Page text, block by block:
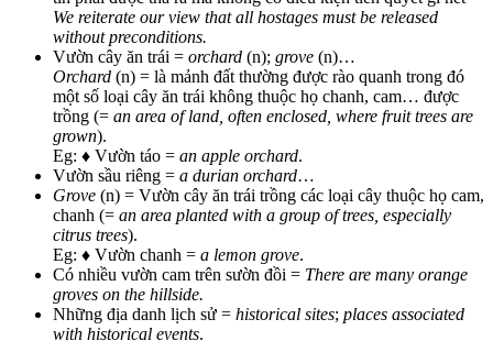
We reiterate our view that all hostages must be released
without preconditions.
Vườn cây ăn trái = orchard (n); grove (n)…
Orchard (n) = là mảnh đất thường được rào quanh trong đó
một số loại cây ăn trái không thuộc họ chanh, cam… được
trồng (= an area of land, often enclosed, where fruit trees are
grown).
Eg: ♦ Vườn táo = an apple orchard.
Vườn sầu riêng = a durian orchard…
Grove (n) = Vườn cây ăn trái trồng các loại cây thuộc họ cam,
chanh (= an area planted with a group of trees, especially
citrus trees).
Eg: ♦ Vườn chanh = a lemon grove.
Có nhiều vườn cam trên sườn đồi = There are many orange
groves on the hillside.
Những địa danh lịch sử = historical sites; places associated
with historical events.